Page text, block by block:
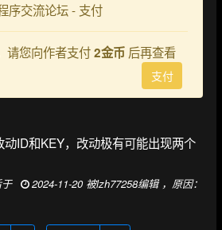
序交流论坛 - 支付
请您向作者支付2金币 后再查看
支付
ID和KEY，改动极有可能出现两个
2024-11-20 被lzh77258编辑 ，原因：